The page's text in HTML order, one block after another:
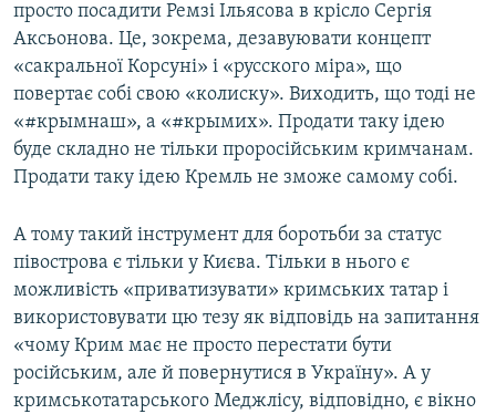
просто посадити Ремзі Ільясова в крісло Сергія
Аксьонова. Це, зокрема, дезавуювати концепт
«сакральної Корсуні» і «русcкого міра», що
повертає собі свою «колиску». Виходить, що тоді не
«#крымнаш», а «#крымих». Продати таку ідею
буде складно не тільки проросійським кримчанам.
Продати таку ідею Кремль не зможе самому собі.
А тому такий інструмент для боротьби за статус
півострова є тільки у Києва. Тільки в нього є
можливість «приватизувати» кримських татар і
використовувати цю тезу як відповідь на запитання
«чому Крим має не просто перестати бути
російським, але й повернутися в Україну». А у
кримськотатарського Меджлісу, відповідно, є вікно